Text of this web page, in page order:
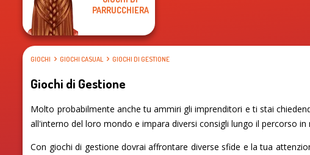
PARRUCCHIERA
GIOCHI GIOCHI CASUAL GIOCHI DI GESTIONE
Giochi di Gestione
Molto probabilmente anche tu ammiri gli imprenditori e ti stai
all'interno del loro mondo e impara diversi consigli lungo il percorso
Con giochi di gestione dovrai affrontare diverse sfide e la tua